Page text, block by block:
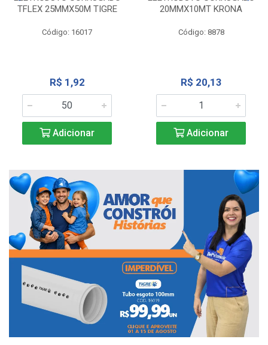
TFLEX 25MMX50M TIGRE
Código: 16017
R$ 1,92
Adicionar
20MMX10MT KRONA
Código: 8878
R$ 20,13
Adicionar